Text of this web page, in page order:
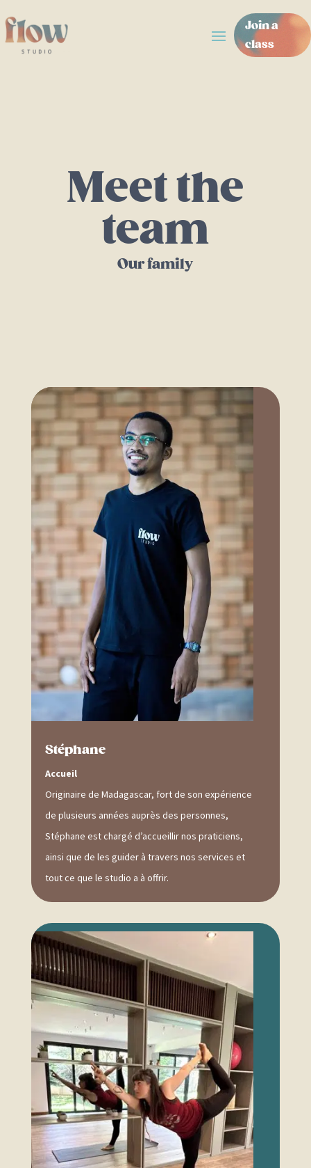
Join a
class
Meet the
team
Our family
Stéphane
Accueil
Originaire de Madagascar, fort de son expérience
de plusieurs années auprès des personnes,
Stéphane est chargé d’accueillir nos praticiens,
ainsi que de les guider à travers nos services et
tout ce que le studio a à offrir.